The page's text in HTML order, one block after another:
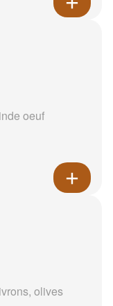
oeuf
olives